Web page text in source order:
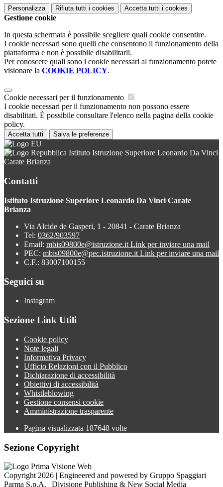
Personalizza Rifiuta tutti i cookies Accetta tutti i cookies
Gestione cookie
In questa schermata è possibile scegliere quali cookie consentire.
I cookie necessari sono quelli che consentono il funzionamento della
piattaforma e non è possibile disabilitarli.
Per conoscere quali sono i cookie necessari al funzionamento potete
visionare la COOKIE POLICY.
Cookie necessari per il funzionamento
I cookie necessari per il funzionamento non possono essere
disabilitati. È possibile consultare l'elenco nella pagina della cookie
policy.
Accetta tutti Salva le preferenze
Istituto Istruzione Superiore Leonardo Da Vinci
Carate Brianza
Contatti
Istituto Istruzione Superiore Leonardo Da Vinci Carate
Brianza
Via Alcide de Gasperi, 1 - 20841 - Carate Brianza
Tel: 0362/903597
Email: mbis09800e@istruzione.it Link per inviare una mail
PEC: mbis09800e@pec.istruzione.it Link per inviare una mail
C.F.: 83007100155
Seguici su
Instagram
Sezione Link Utili
Cookie policy
Note legali
Informativa Privacy
Ufficio Relazioni con il Pubblico
Dichiarazione di accessibilità
Obiettivi di accessibilità
Whistleblowing
Gestione consensi cookie
Amministrazione trasparente
Pagina visualizzata 187648 volte
Sezione Copyright
Copyright 2026 | Engineered and powered by Gruppo Spaggiari
Parma S.p.A. | Divisione Publishing & New Social Media